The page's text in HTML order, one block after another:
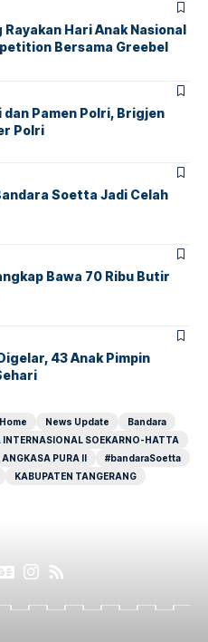
Hari Anak Nasional
Bersama Greebel
Pamen Polri, Brigjen
Polri
Soetta Jadi Celah
Bawa 70 Ribu Butir
43 Anak Pimpin
Home News Update
Bandara
INTERNASIONAL SOEKARNO-HATTA
ANGKASA PURA II
#bandaraSoetta
KABUPATEN TANGERANG